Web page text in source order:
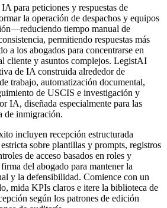
para peticiones y respuestas de
la operación de despachos y equipos
tiempo manual de
permitiendo respuestas más
a los abogados para concentrarse en
cliente y asuntos complejos. LegistAI
de IA construida alrededor de
trabajo, automatización documental,
de USCIS e investigación y
IA, diseñada especialmente para las
de inmigración.
incluyen recepción estructurada
sobre plantillas y prompts, registros
de acceso basados en roles y
del abogado para mantener la
y la defensibilidad. Comience con un
mida KPIs claros e itere la biblioteca de
según los patrones de edición